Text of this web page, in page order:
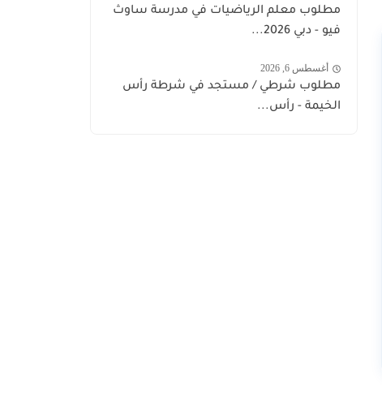
مطلوب معلم الرياضيات في مدرسة ساوث
فيو - دبي 2026...
أغسطس 6, 2026
مطلوب شرطي / مستجد في شرطة رأس
الخيمة - رأس...